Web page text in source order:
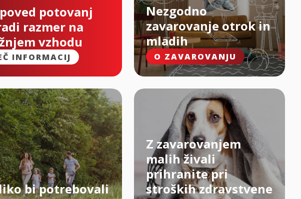
potovanj
razmer na
vzhodu
INFORMACIJ
Nezgodno
zavarovanje otrok in
mladih
O ZAVAROVANJU
bi potrebovali
Z zavarovanjem
malih živali
prihranite pri
stroških zdravstvene